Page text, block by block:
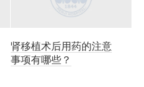
肾移植术后用药的注意
事项有哪些？